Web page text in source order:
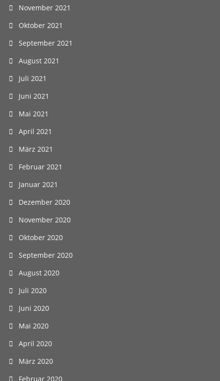
November 2021
Oktober 2021
September 2021
August 2021
Juli 2021
Juni 2021
Mai 2021
April 2021
März 2021
Februar 2021
Januar 2021
Dezember 2020
November 2020
Oktober 2020
September 2020
August 2020
Juli 2020
Juni 2020
Mai 2020
April 2020
März 2020
Februar 2020